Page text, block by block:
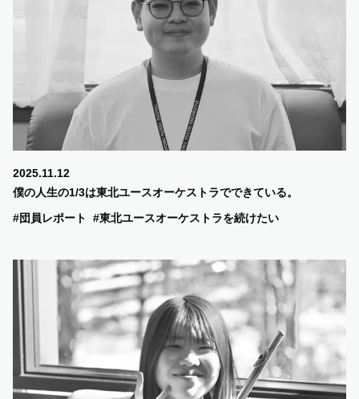
2025.11.12
僕の人生の1/3は東北ユースオーケストラでできている。
#団員レポート
#東北ユースオーケストラを続けたい